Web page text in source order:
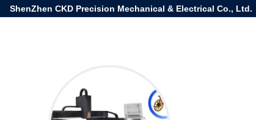
ShenZhen CKD Precision Mechanical & Electrical Co., Ltd.